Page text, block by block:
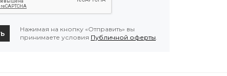
Нажимая на кнопку «Отправить» вы
принимаете условия Публичной оферты